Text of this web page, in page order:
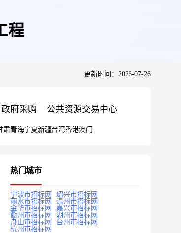
程
更新时间：2026-07-26
政府采购 公共资源交易中心
肃青海宁夏新疆台湾香港澳门
热门城市
宁波市招标网
绍兴市招标网
丽水市招标网
温州市招标网
金华市招标网
嘉兴市招标网
衢州市招标网
湖州市招标网
舟山市招标网
台州市招标网
杭州市招标网